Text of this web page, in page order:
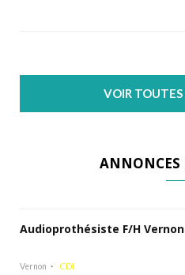
VOIR TOUTES
ANNONCES
Audioprothésiste F/H Vernon
Vernon CDI